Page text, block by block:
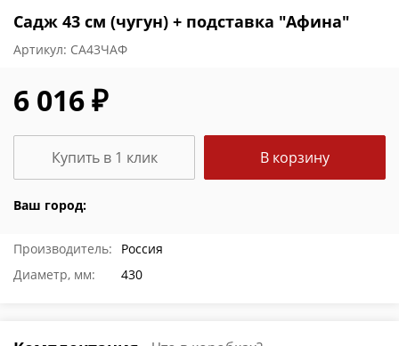
Садж 43 см (чугун) + подставка "Афина"
Артикул: СА43ЧАФ
6 016 ₽
Ваш город:
В корзину
Купить в 1 клик
Производитель:
Россия
Диаметр, мм:
430